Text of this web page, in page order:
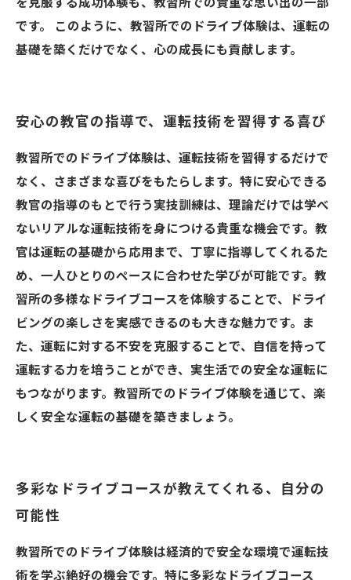
を克服する成功体験も、教習所での貴重な思い出の一部
です。 このように、教習所でのドライブ体験は、運転の
基礎を築くだけでなく、心の成長にも貢献します。
安心の教官の指導で、運転技術を習得する喜び
教習所でのドライブ体験は、運転技術を習得するだけで
なく、さまざまな喜びをもたらします。特に安心できる
教官の指導のもとで行う実技訓練は、理論だけでは学べ
ないリアルな運転技術を身につける貴重な機会です。教
官は運転の基礎から応用まで、丁寧に指導してくれるた
め、一人ひとりのペースに合わせた学びが可能です。教
習所の多様なドライブコースを体験することで、ドライ
ビングの楽しさを実感できるのも大きな魅力です。ま
た、運転に対する不安を克服することで、自信を持って
運転する力を培うことができ、実生活での安全な運転に
もつながります。教習所でのドライブ体験を通じて、楽
しく安全な運転の基礎を築きましょう。
多彩なドライブコースが教えてくれる、自分の
可能性
教習所でのドライブ体験は経済的で安全な環境で運転技
術を学ぶ絶好の機会です。特に多彩なドライブコース